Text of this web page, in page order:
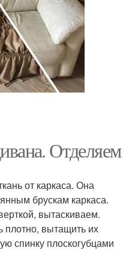
Отделяем
от каркаса. Она
брускам каркаса.
вытаскиваем.
плотно, вытащить их
спинку плоскогубцами